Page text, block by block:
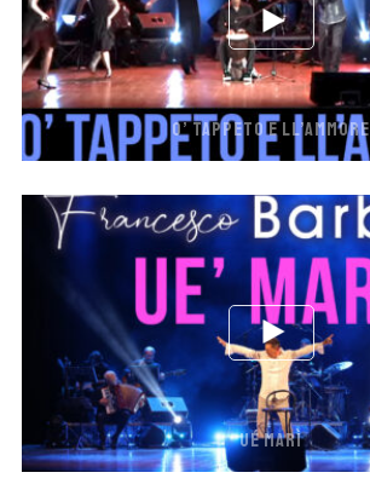
O’ TAPPETO E LL’AMMORE
UÉ MARÌ